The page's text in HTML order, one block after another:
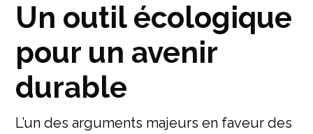
Un outil écologique
pour un avenir
durable
L’un des arguments majeurs en faveur des